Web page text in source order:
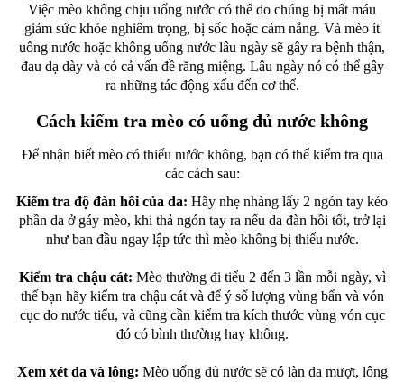
Việc mèo không chịu uống nước có thể do chúng bị mất máu
giảm sức khỏe nghiêm trọng, bị sốc hoặc cảm nắng. Và mèo ít
uống nước hoặc không uống nước lâu ngày sẽ gây ra bệnh thận,
đau dạ dày và có cả vấn đề răng miệng. Lâu ngày nó có thể gây
ra những tác động xấu đến cơ thể.
Cách kiểm tra mèo có uống đủ nước không
Để nhận biết mèo có thiếu nước không, bạn có thể kiểm tra qua
các cách sau:
Kiểm tra độ đàn hồi của da: Hãy nhẹ nhàng lấy 2 ngón tay kéo
phần da ở gáy mèo, khi thả ngón tay ra nếu da đàn hồi tốt, trở lại
như ban đầu ngay lập tức thì mèo không bị thiếu nước.
Kiểm tra chậu cát: Mèo thường đi tiểu 2 đến 3 lần mỗi ngày, vì
thế bạn hãy kiểm tra chậu cát và để ý số lượng vùng bẩn và vón
cục do nước tiểu, và cũng cần kiểm tra kích thước vùng vón cục
đó có bình thường hay không.
Xem xét da và lông: Mèo uống đủ nước sẽ có làn da mượt, lông